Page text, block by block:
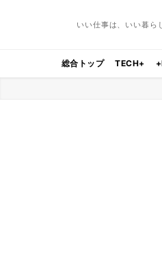
いい仕事は、いい暮ら
総合トップ TECH+